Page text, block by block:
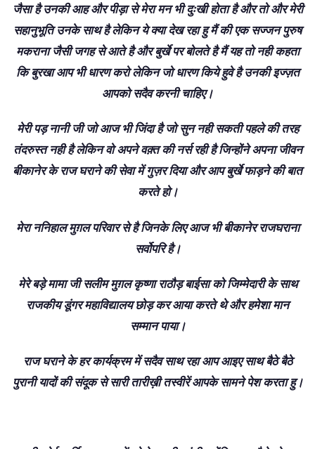
जैसा है उनकी आह और पीड़ा से मेरा मन भी दुःखी होता है और तो और मेरी
सहानुभूति उनके साथ है लेकिन ये क्या देख रहा हु मैं की एक सज्जन पुरुष
मकराना जैसी जगह से आते है और बुर्खे पर बोलते है मैं यह तो नही कहता
कि बुरखा आप भी धारण करो लेकिन जो धारण किये हुवे है उनकी इज्ज़त
आपको सदैव करनी चाहिए।
मेरी पड़ नानी जी जो आज भी जिंदा है जो सुन नही सकती पहले की तरह
तंदरुस्त नही है लेकिन वो अपने वक़्त की नर्स रही है जिन्होंने अपना जीवन
बीकानेर के राज घराने की सेवा में गुज़र दिया और आप बुर्खे फाड़ने की बात
करते हो।
मेरा ननिहाल मुग़ल परिवार से है जिनके लिए आज भी बीकानेर राजघराना
सर्वोपरि है।
मेरे बड़े मामा जी सलीम मुग़ल कृष्णा राठौड़ बाईसा को जिम्मेदारी के साथ
राजकीय डूंगर महाविद्यालय छोड़ कर आया करते थे और हमेशा मान
सम्मान पाया।
राज घराने के हर कार्यक्रम में सदैव साथ रहा आप आइए साथ बैठे बैठे
पुरानी यादों की संदूक से सारी तारीख़ी तस्वीरें आपके सामने पेश करता हु।